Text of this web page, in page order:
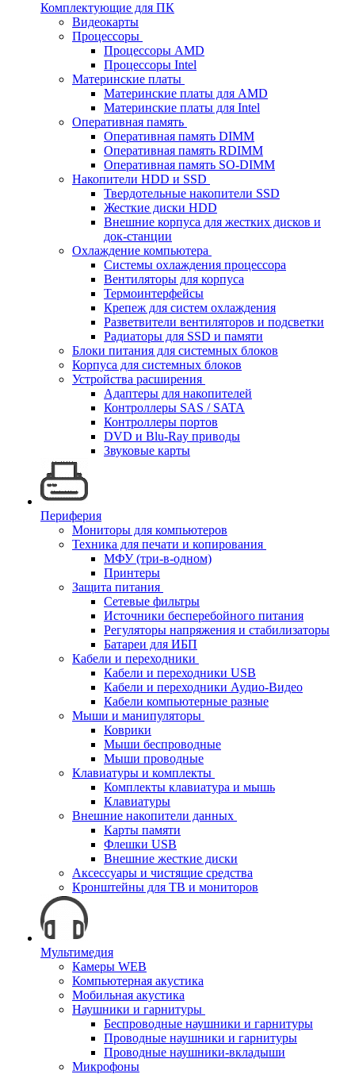
Комплектующие для ПК
Видеокарты
Процессоры
Процессоры AMD
Процессоры Intel
Материнские платы
Материнские платы для AMD
Материнские платы для Intel
Оперативная память
Оперативная память DIMM
Оперативная память RDIMM
Оперативная память SO-DIMM
Накопители HDD и SSD
Твердотельные накопители SSD
Жесткие диски HDD
Внешние корпуса для жестких дисков и
док-станции
Охлаждение компьютера
Системы охлаждения процессора
Вентиляторы для корпуса
Термоинтерфейсы
Крепеж для систем охлаждения
Разветвители вентиляторов и подсветки
Радиаторы для SSD и памяти
Блоки питания для системных блоков
Корпуса для системных блоков
Устройства расширения
Адаптеры для накопителей
Контроллеры SAS / SATA
Контроллеры портов
DVD и Blu-Ray приводы
Звуковые карты
Периферия
Мониторы для компьютеров
Техника для печати и копирования
МФУ (три-в-одном)
Принтеры
Защита питания
Сетевые фильтры
Источники бесперебойного питания
Регуляторы напряжения и стабилизаторы
Батареи для ИБП
Кабели и переходники
Кабели и переходники USB
Кабели и переходники Аудио-Видео
Кабели компьютерные разные
Мыши и манипуляторы
Коврики
Мыши беспроводные
Мыши проводные
Клавиатуры и комплекты
Комплекты клавиатура и мышь
Клавиатуры
Внешние накопители данных
Карты памяти
Флешки USB
Внешние жесткие диски
Аксессуары и чистящие средства
Кронштейны для ТВ и мониторов
Мультимедия
Камеры WEB
Компьютерная акустика
Мобильная акустика
Наушники и гарнитуры
Беспроводные наушники и гарнитуры
Проводные наушники и гарнитуры
Проводные наушники-вкладыши
Микрофоны